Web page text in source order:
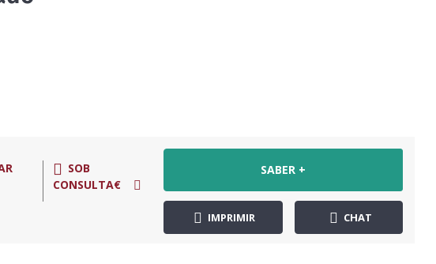
SOB
CONSULTA€
SABER +
IMPRIMIR CHAT